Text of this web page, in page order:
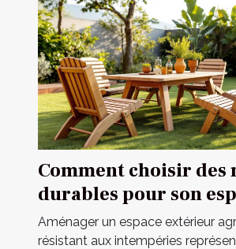
Comment choisir des
durables pour son
extérieur ?
Aménager un espace extérieur
résistant aux intempéries